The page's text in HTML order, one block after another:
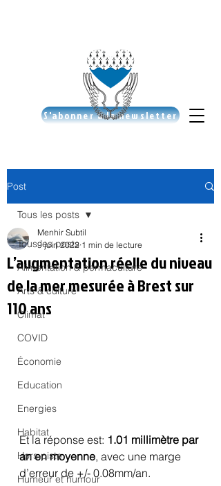
S'abonner à la newsletter
Post
Tous les posts
Alimentation & permaculture
Arts & culture
Climat
COVID
Économie
Education
Energies
Habitat
Hors piste
Humeur et humour
Tous les posts
L’augmentation réelle du niveau
de la mer mesurée à Brest sur
110 ans
Menhir Subtil
9 juin 2022 1 min de lecture
Et la réponse est: 1.01 millimètre par
an en moyenne, avec une marge
d’erreur de +/- 0.08mm/an.